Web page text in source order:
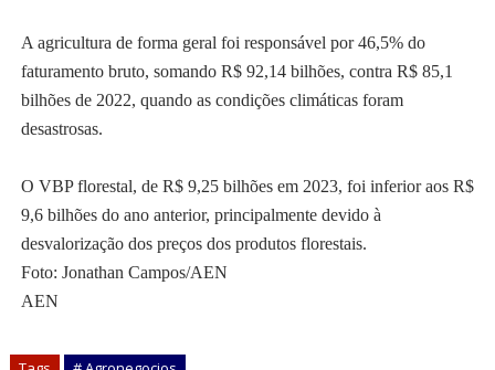
A agricultura de forma geral foi responsável por 46,5% do
faturamento bruto, somando R$ 92,14 bilhões, contra R$ 85,1
bilhões de 2022, quando as condições climáticas foram
desastrosas.
O VBP florestal, de R$ 9,25 bilhões em 2023, foi inferior aos R$
9,6 bilhões do ano anterior, principalmente devido à
desvalorização dos preços dos produtos florestais.
Foto: Jonathan Campos/AEN
AEN